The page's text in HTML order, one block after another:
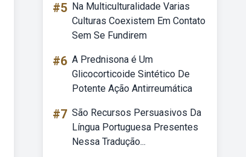
#5 Na Multiculturalidade Varias
Culturas Coexistem Em Contato
Sem Se Fundirem
#6 A Prednisona é Um
Glicocorticoide Sintético De
Potente Ação Antirreumática
#7 São Recursos Persuasivos Da
Língua Portuguesa Presentes
Nessa Tradução...